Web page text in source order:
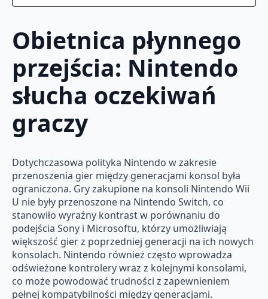
Obietnica płynnego
przejścia: Nintendo
słucha oczekiwań
graczy
Dotychczasowa polityka Nintendo w zakresie
przenoszenia gier między generacjami konsol była
ograniczona. Gry zakupione na konsoli Nintendo Wii
U nie były przenoszone na Nintendo Switch, co
stanowiło wyraźny kontrast w porównaniu do
podejścia Sony i Microsoftu, którzy umożliwiają
większość gier z poprzedniej generacji na ich nowych
konsolach. Nintendo również często wprowadza
odświeżone kontrolery wraz z kolejnymi konsolami,
co może powodować trudności z zapewnieniem
pełnej kompatybilności między generacjami.